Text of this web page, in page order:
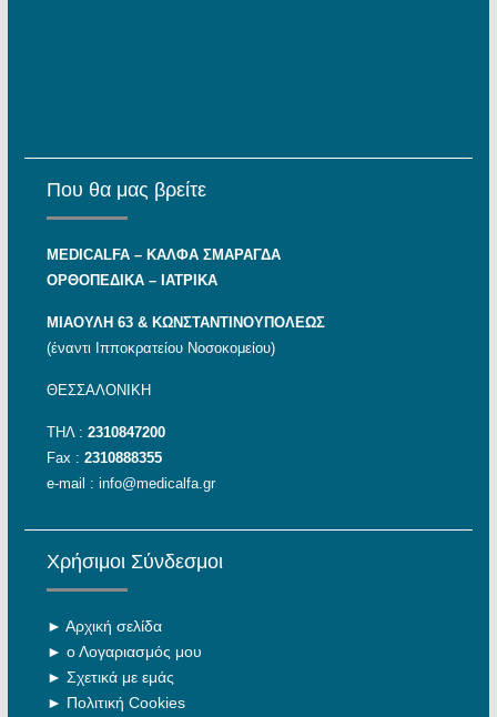
Που θα μας βρείτε
MEDICALFA – KAΛΦΑ ΣΜΑΡΑΓΔΑ
ΟΡΘΟΠΕΔΙΚΑ – ΙΑΤΡΙΚΑ
ΜΙΑΟΥΛΗ 63 & ΚΩΝΣΤΑΝΤΙΝΟΥΠΟΛΕΩΣ
(έναντι Ιπποκρατείου Νοσοκομείου)
ΘΕΣΣΑΛΟΝΙΚΗ
ΤΗΛ : 2310847200
Fax : 2310888355
e-mail : info@medicalfa.gr
Χρήσιμοι Σύνδεσμοι
► Αρχική σελίδα
► ο Λογαριασμός μου
► Σχετικά με εμάς
► Πολιτική Cookies